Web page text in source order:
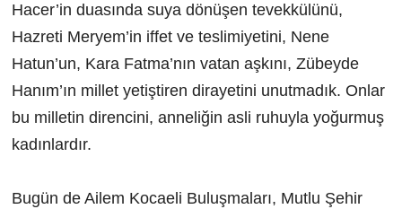
Hacer’in duasında suya dönüşen tevekkülünü,
Hazreti Meryem’in iffet ve teslimiyetini, Nene
Hatun’un, Kara Fatma’nın vatan aşkını, Zübeyde
Hanım’ın millet yetiştiren dirayetini unutmadık. Onlar
bu milletin direncini, anneliğin asli ruhuyla yoğurmuş
kadınlardır.
Bugün de Ailem Kocaeli Buluşmaları, Mutlu Şehir